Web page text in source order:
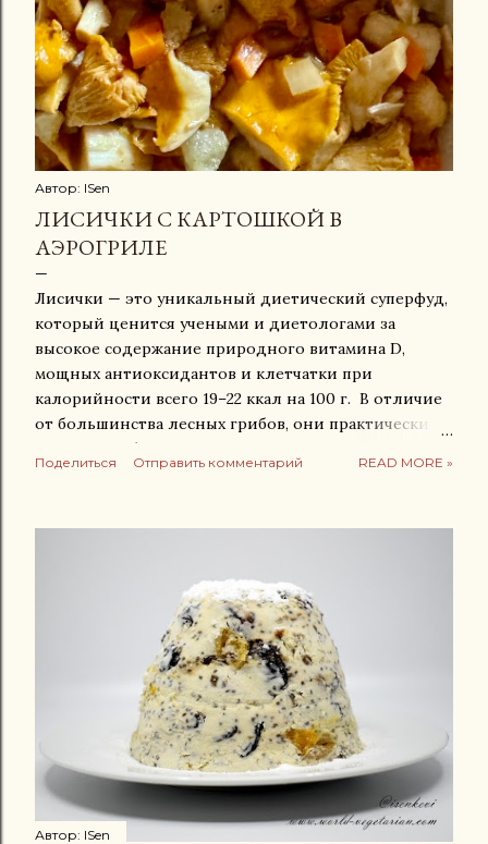
я
Автор: ISen
ЛИСИЧКИ С КАРТОШКОЙ В
АЭРОГРИЛЕ
Лисички — это уникальный диетический суперфуд,
который ценится учеными и диетологами за
высокое содержание природного витамина D,
мощных антиоксидантов и клетчатки при
калорийности всего 19–22 ккал на 100 г. В отличие
от большинства лесных грибов, они практически
никогда не бывают червивыми. Главные полезные
свойства лисичек Рекордсмены по витамину D:
под солнцем. Одна порция покрывает до 14–100%
зрения: Яркий желто-оранжевый цвет гриба
обусловлен высокой концентрацией бета-каротина
(предшественника витамина A). Он улучшает
сумеречное зрение, защищает сетчатку и
предотвращает синдром сухого глаза. Поддержка
иммунитета и кишечника: Богаты бета-глюканами и
полисахаридами. Эти вещества активируют
защитные клетки организма и служат пребиотиком
— питанием для полезной микрофлоры кишечника.
Защита нервной системы: Лисички содержат много
Поделиться Отправить комментарий READ MORE »
Автор: ISen